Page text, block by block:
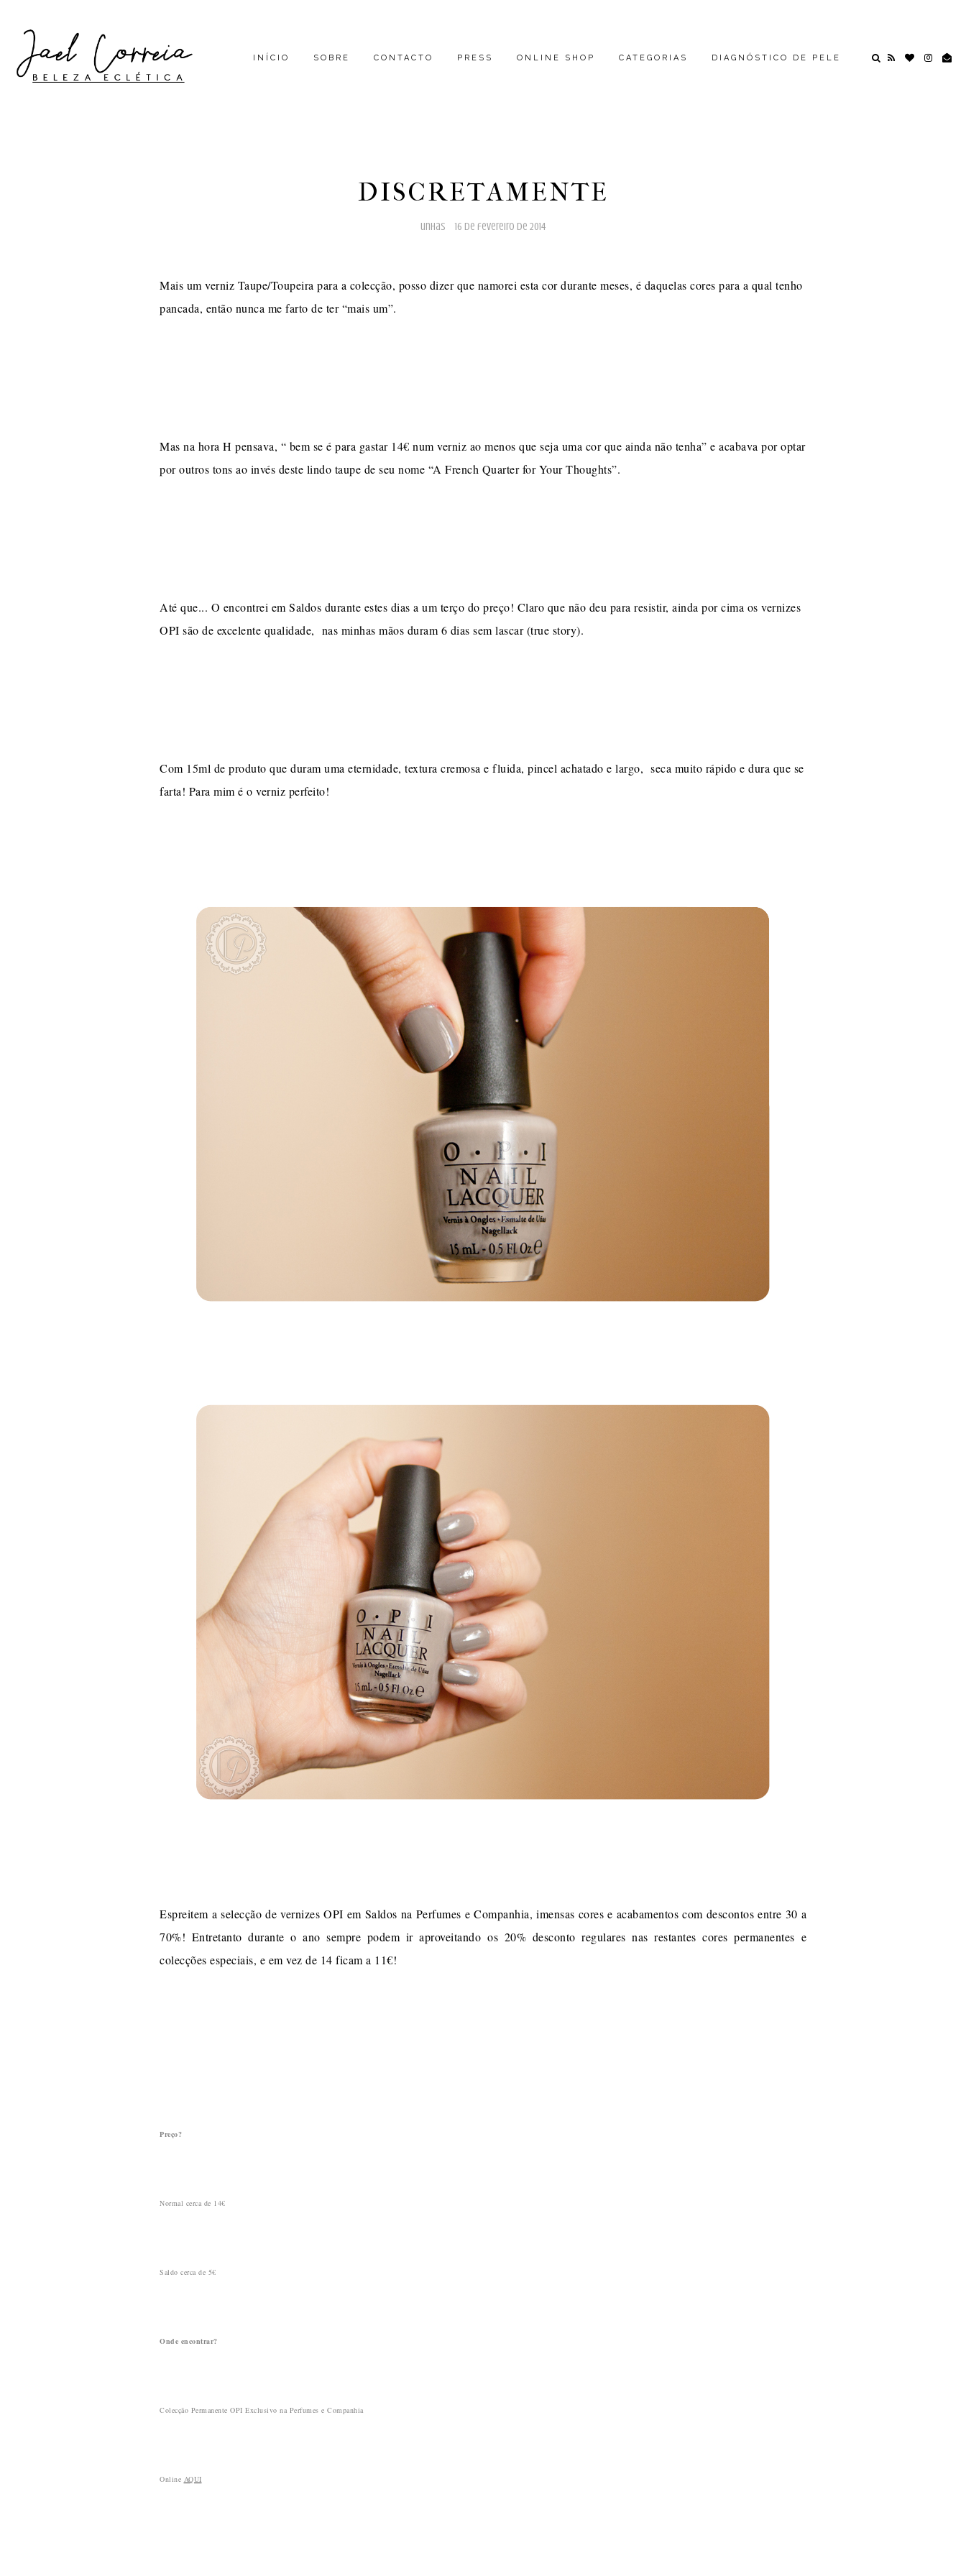
INÍCIO SOBRE CONTACTO PRESS ONLINE SHOP CATEGORIAS DIAGNÓSTICO DE PELE
DISCRETAMENTE
unhas 16 de fevereiro de 2014
Mais um verniz Taupe/Toupeira para a colecção, posso dizer que namorei esta cor durante meses, é daquelas cores para a qual tenho
pancada, então nunca me farto de ter “mais um”.
Mas na hora H pensava, “ bem se é para gastar 14€ num verniz ao menos que seja uma cor que ainda não tenha” e acabava por optar
por outros tons ao invés deste lindo taupe de seu nome “A French Quarter for Your Thoughts”.
Até que... O encontrei em Saldos durante estes dias a um terço do preço! Claro que não deu para resistir, ainda por cima os vernizes
OPI são de excelente qualidade, nas minhas mãos duram 6 dias sem lascar (true story).
Com 15ml de produto que duram uma eternidade, textura cremosa e fluida, pincel achatado e largo, seca muito rápido e dura que se
farta! Para mim é o verniz perfeito!
Espreitem a selecção de vernizes OPI em Saldos na Perfumes e Companhia, imensas cores e acabamentos com descontos entre 30 a
70%! Entretanto durante o ano sempre podem ir aproveitando os 20% desconto regulares nas restantes cores permanentes e
colecções especiais, e em vez de 14 ficam a 11€!
Preço?
Normal cerca de 14€
Saldo cerca de 5€
Onde encontrar?
Colecção Permanente OPI Exclusivo na Perfumes e Companhia
Online AQUI